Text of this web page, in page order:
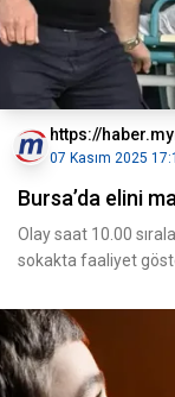
https://
07 Kasım 2025
Bursa’da elini
Olay saat 10.00
sokakta faaliyet